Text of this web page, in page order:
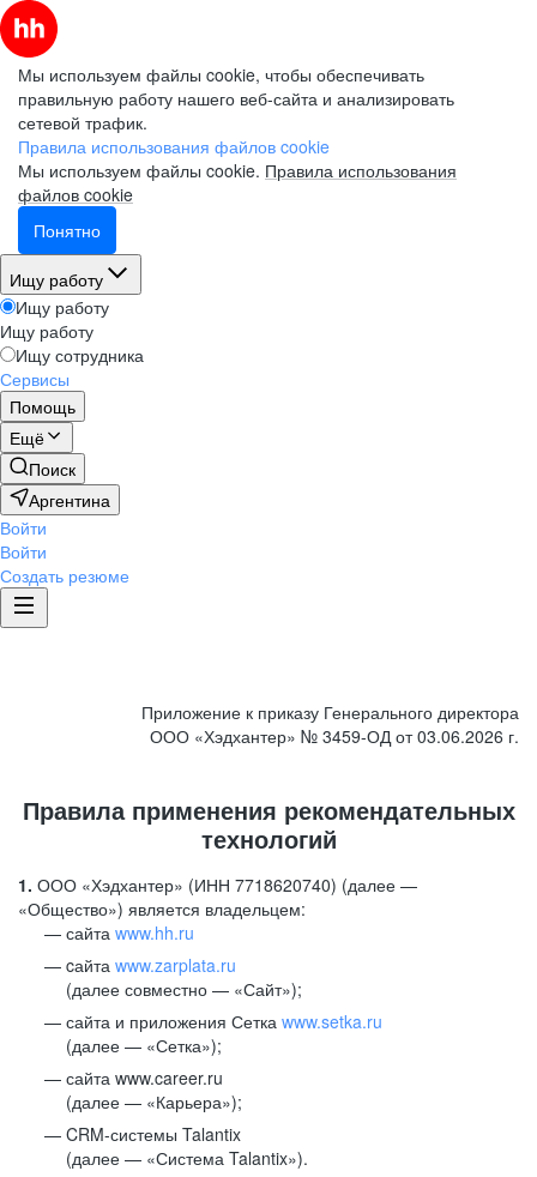
Мы используем файлы cookie, чтобы обеспечивать
правильную работу нашего веб-сайта и анализировать
сетевой трафик.
Правила использования файлов cookie
Мы используем файлы cookie. Правила использования
файлов cookie
Понятно
Ищу работу
Ищу работу
Ищу работу
Ищу сотрудника
Сервисы
Помощь
Ещё
Поиск
Аргентина
Войти
Войти
Создать резюме
Приложение к приказу Генерального директора
ООО «Хэдхантер» № 3459-ОД от 03.06.2026 г.
Правила применения рекомендательных
технологий
1. ООО «Хэдхантер» (ИНН 7718620740) (далее —
«Общество») является владельцем:
сайта www.hh.ru
cайта www.zarplata.ru
(далее совместно — «Сайт»);
сайта и приложения Сетка www.setka.ru
(далее — «Сетка»);
сайта www.career.ru
(далее — «Карьера»);
CRM-системы Talantix
(далее — «Система Talantix»).